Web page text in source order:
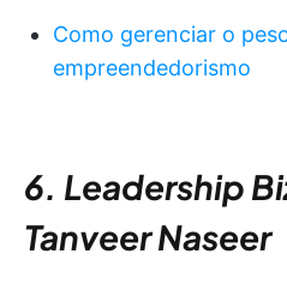
Como gerenciar o
empreendedorismo
6. Leadership
Tanveer Naseer